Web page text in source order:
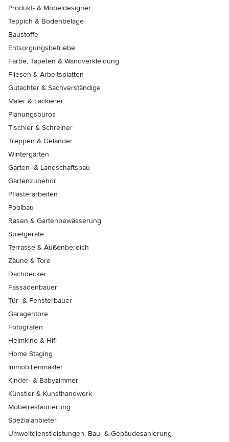
Produkt- & Möbeldesigner
Teppich & Bodenbeläge
Baustoffe
Entsorgungsbetriebe
Farbe, Tapeten & Wandverkleidung
Fliesen & Arbeitsplatten
Gutachter & Sachverständige
Maler & Lackierer
Planungsbüros
Tischler & Schreiner
Treppen & Geländer
Wintergärten
Garten- & Landschaftsbau
Gartenzubehör
Pflasterarbeiten
Poolbau
Rasen & Gartenbewässerung
Spielgeräte
Terrasse & Außenbereich
Zäune & Tore
Dachdecker
Fassadenbauer
Tür- & Fensterbauer
Garagentore
Fotografen
Heimkino & Hifi
Home Staging
Immobilienmakler
Kinder- & Babyzimmer
Künstler & Kunsthandwerk
Möbelrestaurierung
Spezialanbieter
Umweltdienstleistungen, Bau- & Gebäudesanierung